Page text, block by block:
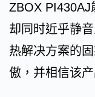
ZBOX PI430AJ
却同时近乎静
热解决方案的
傲，并相信该